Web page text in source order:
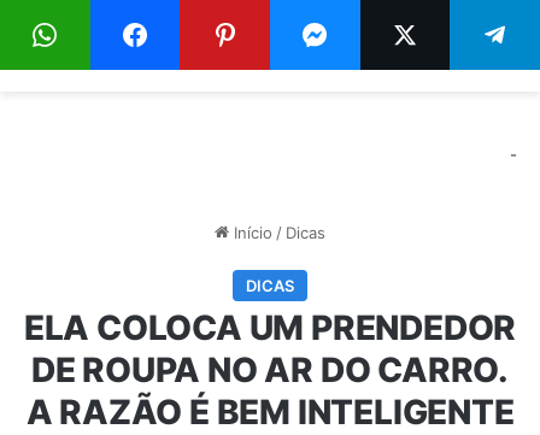
Menu
-
Início / Dicas
DICAS
ELA COLOCA UM PRENDEDOR
DE ROUPA NO AR DO CARRO.
A RAZÃO É BEM INTELIGENTE